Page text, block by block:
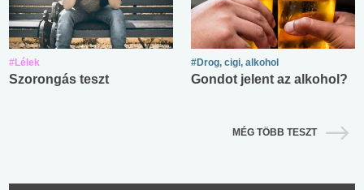
#Lélek
Szorongás teszt
#Drog, cigi, alkohol
Gondot jelent az alkohol?
MÉG TÖBB TESZT